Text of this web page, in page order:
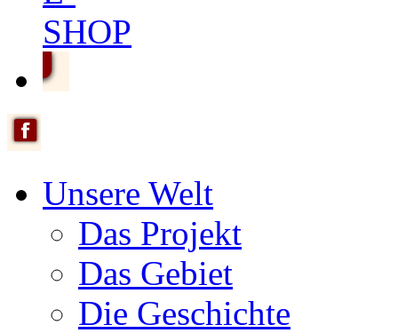
SHOP
Unsere Welt
Das Projekt
Das Gebiet
Die Geschichte